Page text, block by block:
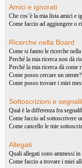
Amici e ignorati
Che cos’è la mia lista amici e
Come faccio ad aggiungere o
Ricerche nella Board
Come si fanno le ricerche
Perché la mia ricerca non dà
Perché la mia ricerca dà come
Come posso cercare un utente?
Come posso trovare i miei
Sottoscrizioni e
Qual è la differenza fra
Come faccio ad sottoscrivere
Come cancello le mie
Allegati
Quali allegati sono ammessi in
Come faccio a trovare i miei